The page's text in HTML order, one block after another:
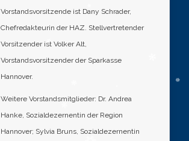
Vorstandsvorsitzende ist Dany Schrader,
Chefredakteurin der HAZ. Stellvertretender
Vorsitzender ist Volker Alt,
Vorstandsvorsitzender der Sparkasse
Hannover.
Weitere Vorstandsmitglieder: Dr. Andrea
Hanke, Sozialdezernentin der Region
Hannover; Sylvia Bruns, Sozialdezernentin